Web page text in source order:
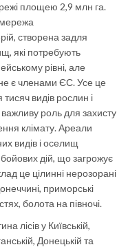
площею 2,9 млн га.
створена задля
які потребують
рівні, але
не є членами ЄС. Усе це
видів рослин і
роль для захисту
клімату. Ареали
видів і оселищ
дій, що загрожує
це цілинні нерозорані
приморські
болота на півночі.
лісів у Київській,
Донецькій та